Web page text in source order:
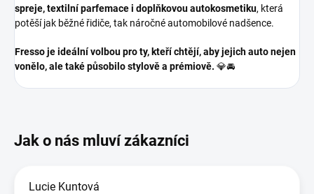
spreje, textilní parfemace i doplňkovou autokosmetiku, která
potěší jak běžné řidiče, tak náročné automobilové nadšence.
Fresso je ideální volbou pro ty, kteří chtějí, aby jejich auto nejen
vonělo, ale také působilo stylově a prémiově. 💎🚘
Lucie Kuntová